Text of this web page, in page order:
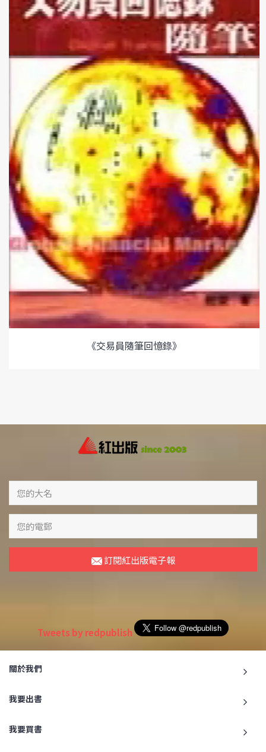
《交易員隨筆回憶錄》
訂閱紅出版電子報
Tweets by redpublish
關於我們
我要出書
我要買書